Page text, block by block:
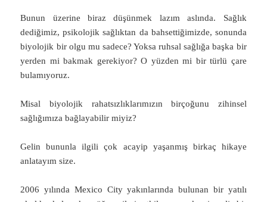
Bunun üzerine biraz düşünmek lazım aslında. Sağlık
dediğimiz, psikolojik sağlıktan da bahsettiğimizde, sonunda
biyolojik bir olgu mu sadece? Yoksa ruhsal sağlığa başka bir
yerden mi bakmak gerekiyor? O yüzden mi bir türlü çare
bulamıyoruz.
Misal biyolojik rahatsızlıklarımızın birçoğunu zihinsel
sağlığımıza bağlayabilir miyiz?
Gelin bununla ilgili çok acayip yaşanmış birkaç hikaye
anlatayım size.
2006 yılında Mexico City yakınlarında bulunan bir yatılı